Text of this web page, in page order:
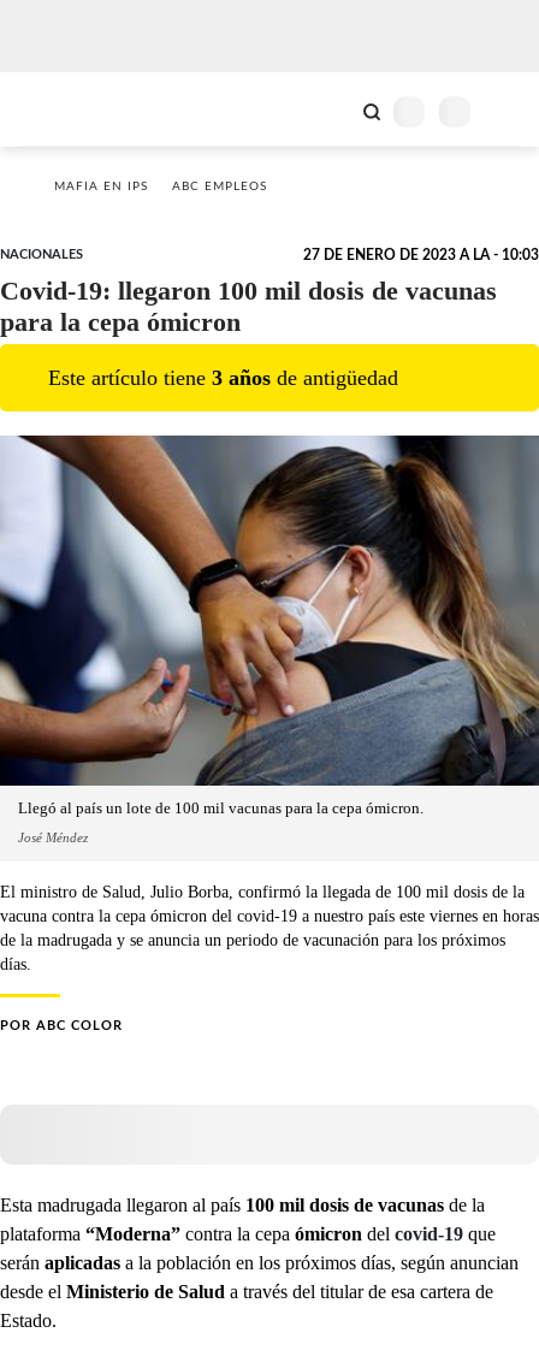
MAFIA EN IPS ABC EMPLEOS
NACIONALES 27 DE ENERO DE 2023 A LA - 10:03
Covid-19: llegaron 100 mil dosis de vacunas
para la cepa ómicron
Este artículo tiene 3 años de antigüedad
Llegó al país un lote de 100 mil vacunas para la cepa ómicron.
José Méndez
El ministro de Salud, Julio Borba, confirmó la llegada de 100 mil dosis de la
vacuna contra la cepa ómicron del covid-19 a nuestro país este viernes en horas
de la madrugada y se anuncia un periodo de vacunación para los próximos
días.
POR ABC COLOR
Esta madrugada llegaron al país 100 mil dosis de vacunas de la
plataforma “Moderna” contra la cepa ómicron del covid-19 que
serán aplicadas a la población en los próximos días, según anuncian
desde el Ministerio de Salud a través del titular de esa cartera de
Estado.